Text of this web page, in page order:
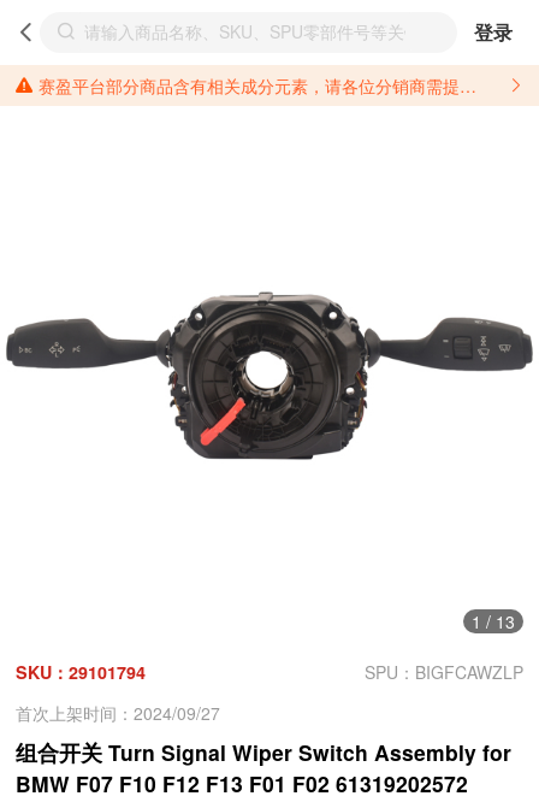
登录
赛盈平台部分商品含有相关成分元素，请各位分销商需提前了解产品材质情况，并针对其做好相关的风险把控，以免造成不必要的损失。 *美国加州65法案进一步规定了对于仅包含致癌物质，仅包含致生殖毒性物质，同时包含致癌物质和致生殖毒性物质，亦或是包含某一物质即为致癌物质又为致生殖毒性物质的产品的警示标语要求。 *新法案提供的警示标语修订并不是强制实施的，其只是避免昂贵诉讼的一种有效的方法。只要企业在保证其使用的另外的警示标语是“清晰和合理”并符合加州65法案要求的，那也是可以被接受的。*请充分了解第三方销售平台对商品上架规要求，并根据对应平台规则调整相关商品信息后进行上架，以免造成您不必要损失。 汽配产品上架注意事项： 不同第三方平台对于适配车型等信息的填写要求各有不同。例如：亚马逊明确禁止在产品标题、卖点和描述中直接使用适配车型的年份、品牌和型号信息；请您仔细研究并熟悉所销售平台关于汽配产品上架销售的具体规则，如果因上架的汽配产品信息填写不符合所销售平台要求，产生违规/侵权等问题所造成的损失需您自行承担。
1 / 13
SKU：29101794
SPU：BIGFCAWZLP
首次上架时间：2024/09/27
组合开关 Turn Signal Wiper Switch Assembly for
BMW F07 F10 F12 F13 F01 F02 61319202572